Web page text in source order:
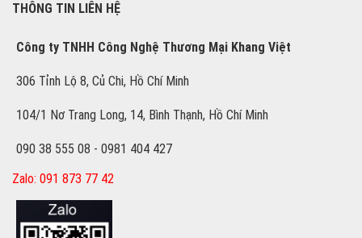
THÔNG TIN LIÊN HỆ
Công ty TNHH Công Nghệ Thương Mại Khang Việt
306 Tỉnh Lộ 8, Củ Chi, Hồ Chí Minh
104/1 Nơ Trang Long, 14, Bình Thạnh, Hồ Chí Minh
090 38 555 08 - 0981 404 427
Zalo: 091 873 77 42